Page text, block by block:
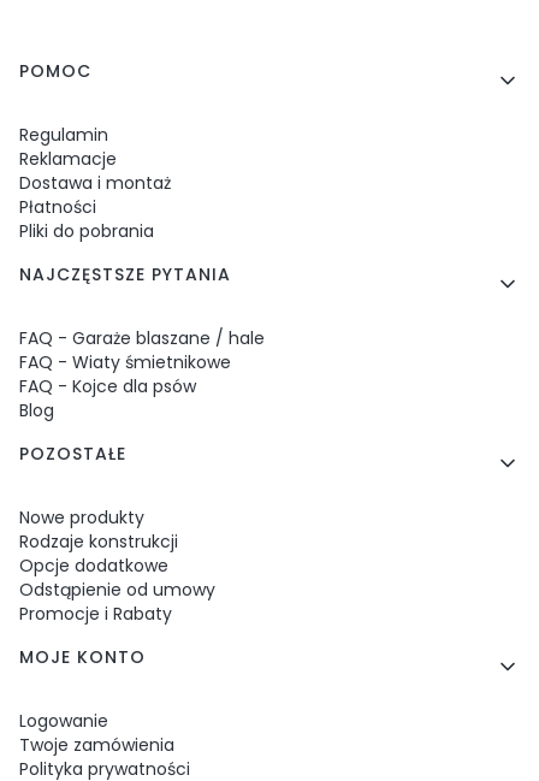
Linki w stopce
POMOC
Regulamin
Reklamacje
Dostawa i montaż
Płatności
Pliki do pobrania
NAJCZĘSTSZE PYTANIA
FAQ - Garaże blaszane / hale
FAQ - Wiaty śmietnikowe
FAQ - Kojce dla psów
Blog
POZOSTAŁE
Nowe produkty
Rodzaje konstrukcji
Opcje dodatkowe
Odstąpienie od umowy
Promocje i Rabaty
MOJE KONTO
Logowanie
Twoje zamówienia
Polityka prywatności